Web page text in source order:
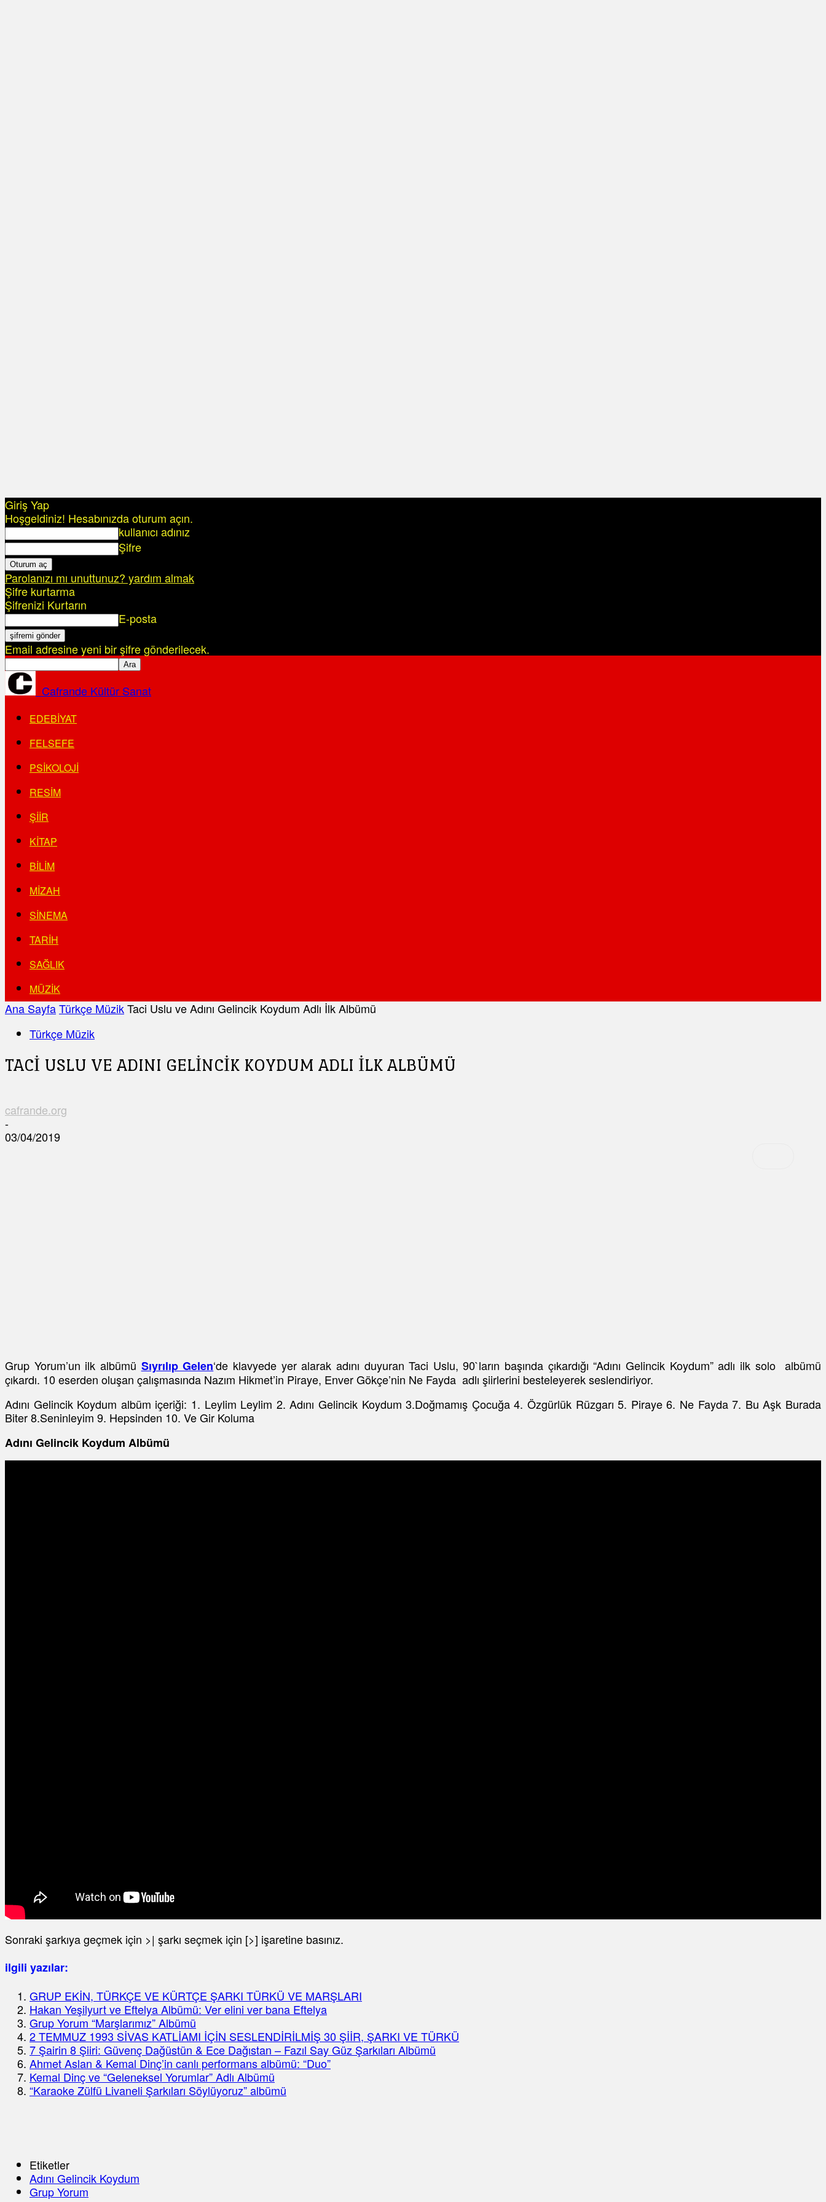
Giriş Yap
Hoşgeldiniz! Hesabınızda oturum açın.
kullanıcı adınız
Şifre
Parolanızı mı unuttunuz? yardım almak
Şifre kurtarma
Şifrenizi Kurtarın
E-posta
Email adresine yeni bir şifre gönderilecek.
Cafrande Kültür Sanat
EDEBIYAT
FELSEFE
PSIKOLOJI
RESIM
ŞIIR
KITAP
BILIM
MIZAH
SINEMA
TARIH
SAĞLIK
MÜZIK
Ana SayfaTürkçe MüzikTaci Uslu ve Adını Gelincik Koydum Adlı İlk Albümü
Türkçe Müzik
TACI USLU VE ADINI GELINCIK KOYDUM ADLI İLK ALBÜMÜ
cafrande.org
-
03/04/2019
Grup Yorum’un ilk albümü Sıyrılıp Gelen‘de klavyede yer alarak adını duyuran Taci Uslu, 90`ların başında çıkardığı “Adını Gelincik Koydum” adlı ilk solo albümü
çıkardı. 10 eserden oluşan çalışmasında Nazım Hikmet’in Piraye, Enver Gökçe’nin Ne Fayda adlı şiirlerini besteleyerek seslendiriyor.
Adını Gelincik Koydum albüm içeriği: 1. Leylim Leylim 2. Adını Gelincik Koydum 3.Doğmamış Çocuğa 4. Özgürlük Rüzgarı 5. Piraye 6. Ne Fayda 7. Bu Aşk Burada
Biter 8.Seninleyim 9. Hepsinden 10. Ve Gir Koluma
Adını Gelincik Koydum Albümü
Sonraki şarkıya geçmek için >| şarkı seçmek için [>] işaretine basınız.
ilgili yazılar:
GRUP EKİN, TÜRKÇE VE KÜRTÇE ŞARKI TÜRKÜ VE MARŞLARI
Hakan Yeşilyurt ve Eftelya Albümü: Ver elini ver bana Eftelya
Grup Yorum “Marşlarımız” Albümü
2 TEMMUZ 1993 SİVAS KATLİAMI İÇİN SESLENDİRİLMİŞ 30 ŞİİR, ŞARKI VE TÜRKÜ
7 Şairin 8 Şiiri: Güvenç Dağüstün & Ece Dağıstan – Fazıl Say Güz Şarkıları Albümü
Ahmet Aslan & Kemal Dinç’in canlı performans albümü: “Duo”
Kemal Dinç ve “Geleneksel Yorumlar” Adlı Albümü
“Karaoke Zülfü Livaneli Şarkıları Söylüyoruz” albümü
Etiketler
Adını Gelincik Koydum
Grup Yorum